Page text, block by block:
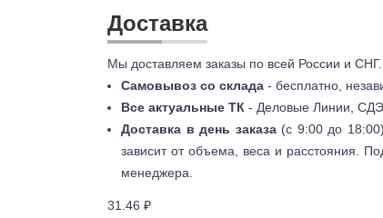
Доставка
Мы доставляем заказы по всей России и
Самовывоз со склада - бесплатно,
Все актуальные ТК - Деловые Линии,
Доставка в день заказа(с 9:00 до
зависит от объема, веса и расстояния.
менеджера.
31.46 ₽